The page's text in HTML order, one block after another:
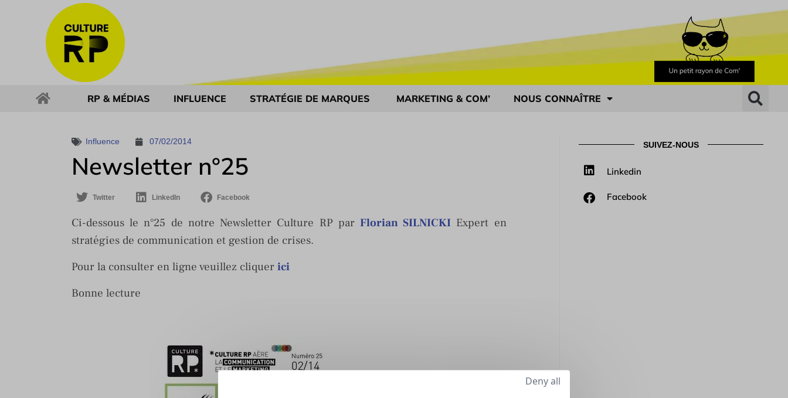
RP & MÉDIAS INFLUENCE STRATÉGIE DE MARQUES MARKETING & COM’ NOUS CONNAÎTRE
Influence 07/02/2014
Newsletter n°25
Twitter LinkedIn Facebook
Ci-dessous le n°25 de notre Newsletter Culture RP par Florian SILNICKI Expert en
stratégies de communication et gestion de crises.
Pour la consulter en ligne veuillez cliquer ici
Bonne lecture
SUIVEZ-NOUS
Linkedin
Facebook
Deny all